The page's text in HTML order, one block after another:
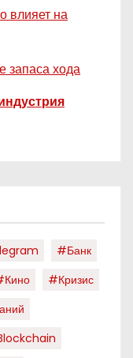
влияет на
запаса хода
#банк
#кризис